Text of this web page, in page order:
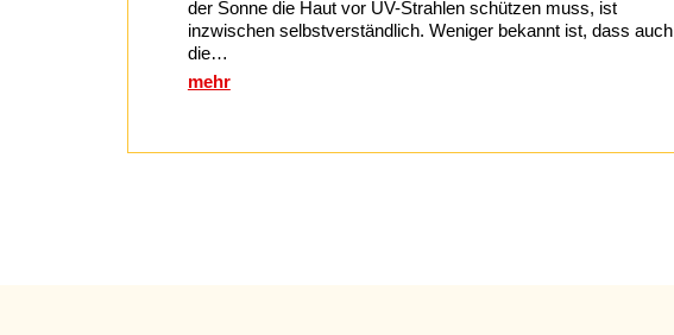
der Sonne die Haut vor UV-Strahlen schützen muss, ist
inzwischen selbstverständlich. Weniger bekannt ist, dass auch
die…
mehr